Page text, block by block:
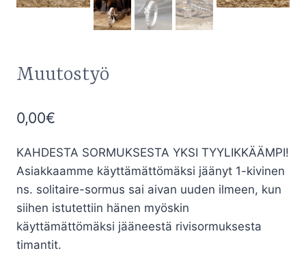
Muutostyö
0,00€
KAHDESTA SORMUKSESTA YKSI TYYLIKKÄÄMPI!
Asiakkaamme käyttämättömäksi jäänyt 1-kivinen
ns. solitaire-sormus sai aivan uuden ilmeen, kun
siihen istutettiin hänen myöskin
käyttämättömäksi jääneestä rivisormuksesta
timantit.